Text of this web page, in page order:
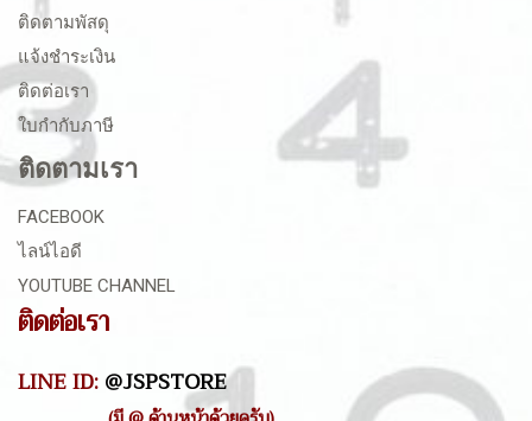
ติดตามพัสดุ
แจ้งชำระเงิน
ติดต่อเรา
ใบกำกับภาษี
ติดตามเรา
FACEBOOK
ไลน์ไอดี
YOUTUBE CHANNEL
ติดต่อเรา
LINE ID:@JSPSTORE